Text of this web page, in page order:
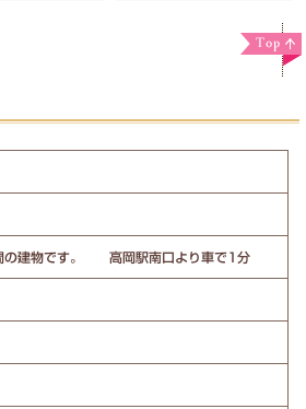
の建物です。 高岡駅南口より車で1分